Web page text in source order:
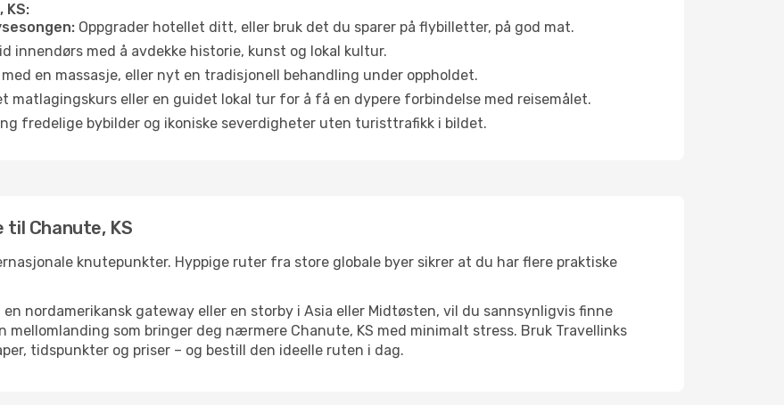
KS:
Oppgrader hotellet ditt, eller bruk det du sparer på flybilletter, på god mat.
innendørs med å avdekke historie, kunst og lokal kultur.
med en massasje, eller nyt en tradisjonell behandling under oppholdet.
matlagingskurs eller en guidet lokal tur for å få en dypere forbindelse med reisemålet.
fredelige bybilder og ikoniske severdigheter uten turisttrafikk i bildet.
Chanute, KS
knutepunkter. Hyppige ruter fra store globale byer sikrer at du har flere praktiske
nordamerikansk gateway eller en storby i Asia eller Midtøsten, vil du sannsynligvis finne
som bringer deg nærmere Chanute, KS med minimalt stress. Bruk Travellinks
tidspunkter og priser – og bestill den ideelle ruten i dag.